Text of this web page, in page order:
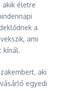
akik életre
a
ami
kínál.
aki
egyedi